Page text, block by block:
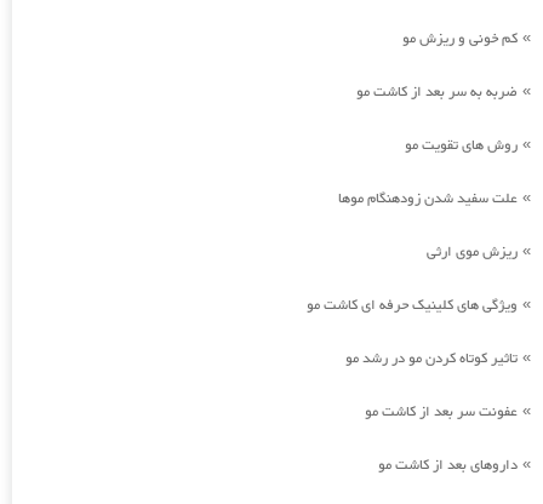
» کم خونی و ریزش مو
» ضربه به سر بعد از کاشت مو
» روش های تقویت مو
» علت سفید شدن زودهنگام موها
» ریزش موی ارثی
» ویژگی های کلینیک حرفه ای کاشت مو
» تاثیر کوتاه کردن مو در رشد مو
» عفونت سر بعد از کاشت مو
» داروهای بعد از کاشت مو